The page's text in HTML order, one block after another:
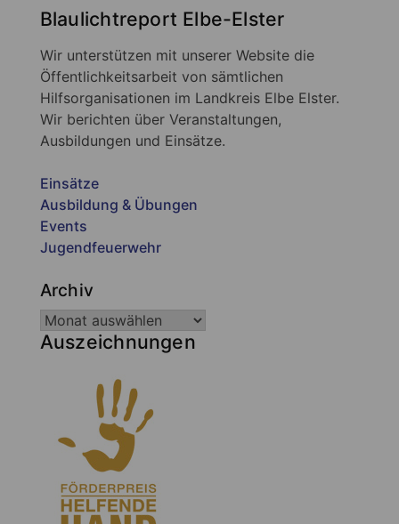
Blaulichtreport Elbe-Elster
Wir unterstützen mit unserer Website die
Öffentlichkeitsarbeit von sämtlichen
Hilfsorganisationen im Landkreis Elbe Elster.
Wir berichten über Veranstaltungen,
Ausbildungen und Einsätze.
Einsätze
Ausbildung & Übungen
Events
Jugendfeuerwehr
Archiv
Auszeichnungen